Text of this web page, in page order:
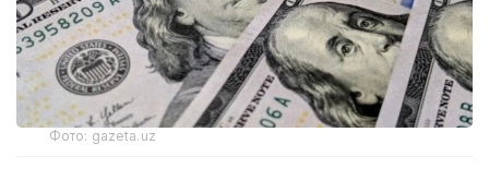
Фото: gazeta.uz